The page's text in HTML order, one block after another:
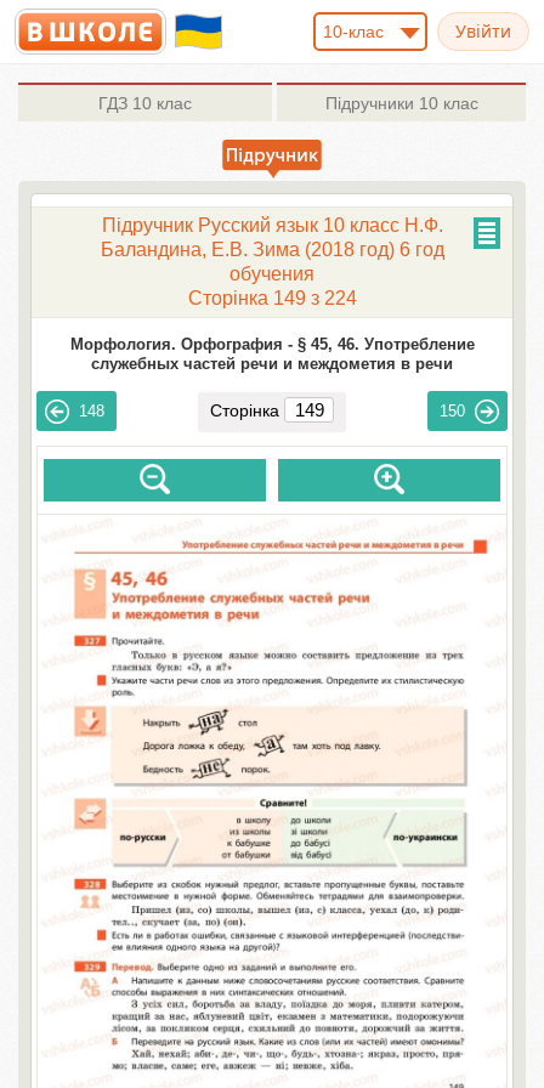
10-клас
ГДЗ 10 клас Підручники 10 клас
Підручник Русский язык 10 класс Н.Ф.
Баландина, Е.В. Зима (2018 год) 6 год
обучения
Сторінка 149 з 224
Морфология. Орфография - § 45, 46. Употребление
служебных частей речи и междометия в речи
148 Сторінка 150